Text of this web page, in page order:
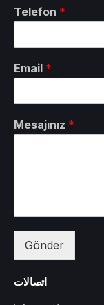
Telefon *
Email *
Mesajınız *
Gönder
اتصالات